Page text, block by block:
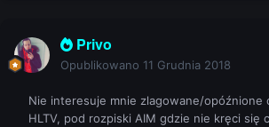
Privo
Opublikowano 11 Grudnia 2018
Nie interesuje mnie zlagowane/opóźnione
HLTV, pod rozpiski AIM gdzie nie kręci się